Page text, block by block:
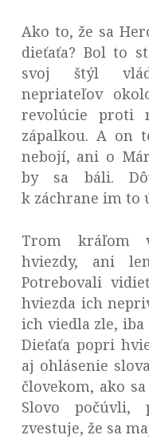
Ako to, že sa
dieťaťa? Bol to
svoj štýl
nepriateľov
revolúcie proti
zápalkou. A on
nebojí, ani o
by sa báli.
k záchrane im to
Trom kráľom
hviezdy, ani
Potrebovali
hviezda ich
ich viedla zle,
Dieťaťa popri
aj ohlásenie
človekom, ako
Slovo
zvestuje, že sa